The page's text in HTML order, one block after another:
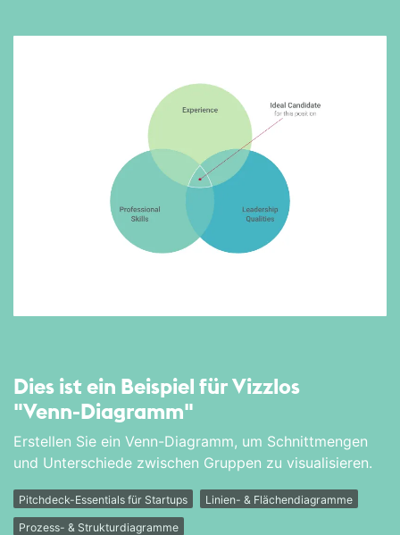
Dies ist ein Beispiel für Vizzlos
"Venn-Diagramm"
Erstellen Sie ein Venn-Diagramm, um Schnittmengen
und Unterschiede zwischen Gruppen zu visualisieren.
Pitchdeck-Essentials für Startups Linien- & Flächendiagramme
Prozess- & Strukturdiagramme